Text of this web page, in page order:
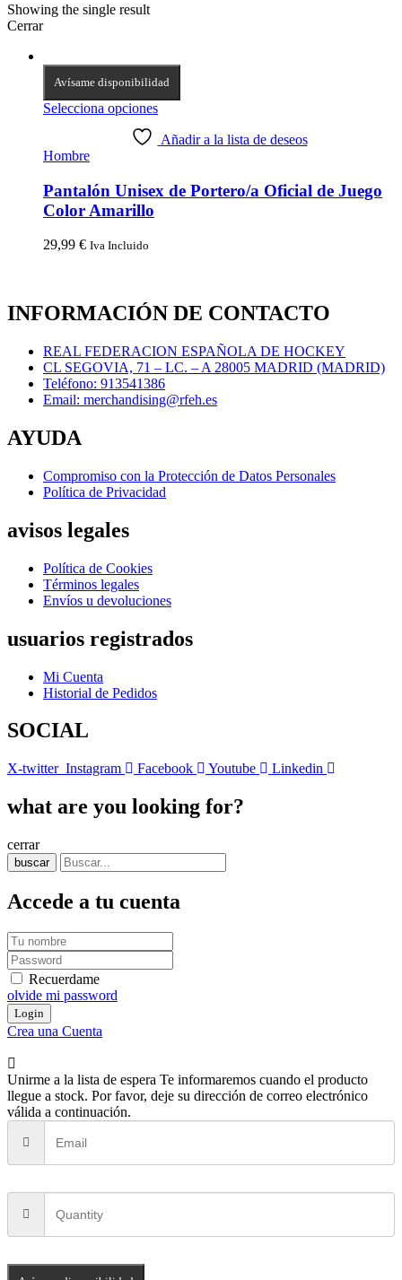
Showing the single result
Cerrar
Avísame disponibilidad
Selecciona opciones
Añadir a la lista de deseos
Hombre
Pantalón Unisex de Portero/a Oficial de Juego
Color Amarillo
29,99 € Iva Incluido
INFORMACIÓN DE CONTACTO
REAL FEDERACION ESPAÑOLA DE HOCKEY
CL SEGOVIA, 71 – LC. – A 28005 MADRID (MADRID)
Teléfono: 913541386
Email: merchandising@rfeh.es
AYUDA
Compromiso con la Protección de Datos Personales
Política de Privacidad
avisos legales
Política de Cookies
Términos legales
Envíos u devoluciones
usuarios registrados
Mi Cuenta
Historial de Pedidos
SOCIAL
X-twitter Instagram Facebook Youtube Linkedin
what are you looking for?
cerrar
buscar
Accede a tu cuenta
Recuerdame
olvide mi password
Crea una Cuenta
Unirme a la lista de espera Te informaremos cuando el producto
llegue a stock. Por favor, deje su dirección de correo electrónico
válida a continuación.